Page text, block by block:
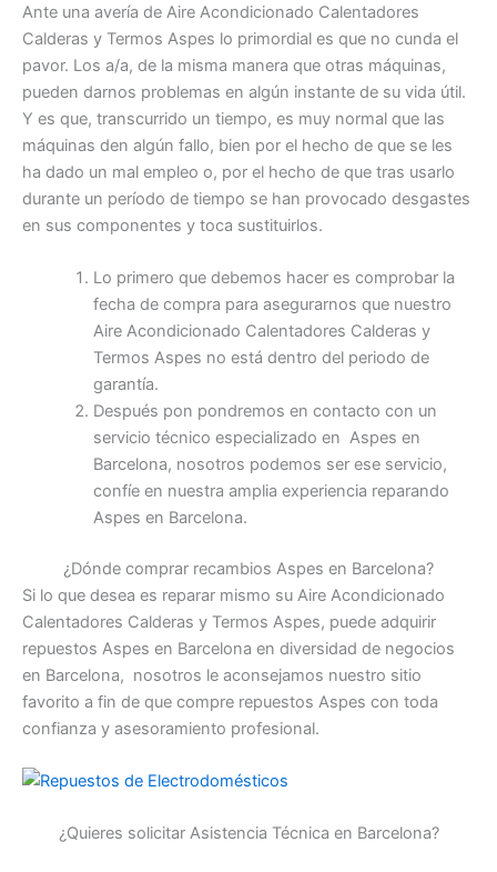
Ante una avería de Aire Acondicionado Calentadores
Calderas y Termos Aspes lo primordial es que no cunda el
pavor. Los a/a, de la misma manera que otras máquinas,
pueden darnos problemas en algún instante de su vida útil.
Y es que, transcurrido un tiempo, es muy normal que las
máquinas den algún fallo, bien por el hecho de que se les
ha dado un mal empleo o, por el hecho de que tras usarlo
durante un período de tiempo se han provocado desgastes
en sus componentes y toca sustituirlos.
Lo primero que debemos hacer es comprobar la
fecha de compra para asegurarnos que nuestro
Aire Acondicionado Calentadores Calderas y
Termos Aspes no está dentro del periodo de
garantía.
Después pon pondremos en contacto con un
servicio técnico especializado en Aspes en
Barcelona, nosotros podemos ser ese servicio,
confíe en nuestra amplia experiencia reparando
Aspes en Barcelona.
¿Dónde comprar recambios Aspes en Barcelona?
Si lo que desea es reparar mismo su Aire Acondicionado
Calentadores Calderas y Termos Aspes, puede adquirir
repuestos Aspes en Barcelona en diversidad de negocios
en Barcelona, nosotros le aconsejamos nuestro sitio
favorito a fin de que compre repuestos Aspes con toda
confianza y asesoramiento profesional.
¿Quieres solicitar Asistencia Técnica en Barcelona?